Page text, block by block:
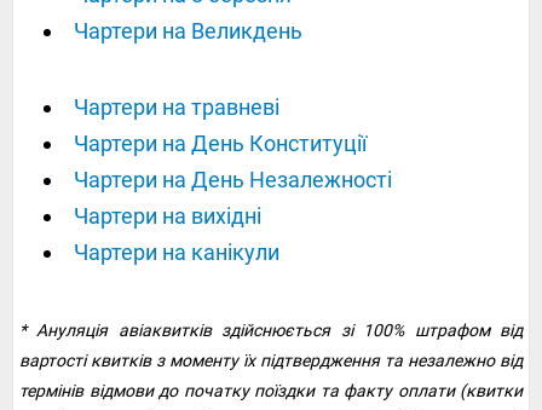
Чартери на Великдень
Чартери на травневі
Чартери на День Конституції
Чартери на День Незалежності
Чартери на вихідні
Чартери на канікули
* Ануляція авіаквитків здійснюється зі 100% штрафом від
вартості квитків з моменту їх підтвердження та незалежно від
термінів відмови до початку поїздки та факту оплати (квитки